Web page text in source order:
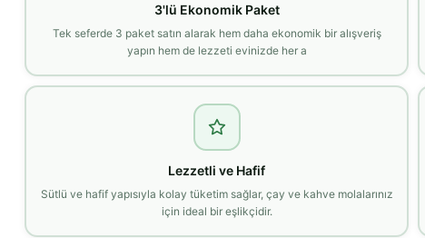
3'lü Ekonomik Paket
Tek seferde 3 paket satın alarak hem daha ekonomik bir alışveriş
yapın hem de lezzeti evinizde her a
Lezzetli ve Hafif
Sütlü ve hafif yapısıyla kolay tüketim sağlar, çay ve kahve molalarınız
için ideal bir eşlikçidir.